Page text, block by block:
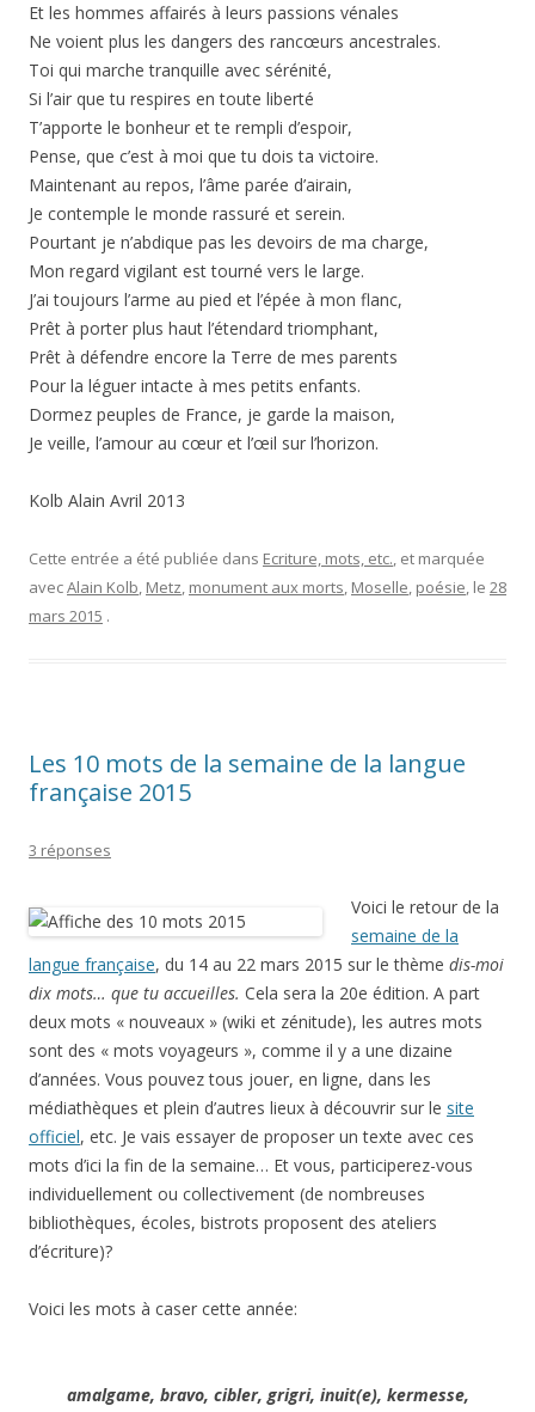
Et les hommes affairés à leurs passions vénales
Ne voient plus les dangers des rancœurs ancestrales.
Toi qui marche tranquille avec sérénité,
Si l’air que tu respires en toute liberté
T’apporte le bonheur et te rempli d’espoir,
Pense, que c’est à moi que tu dois ta victoire.
Maintenant au repos, l’âme parée d’airain,
Je contemple le monde rassuré et serein.
Pourtant je n’abdique pas les devoirs de ma charge,
Mon regard vigilant est tourné vers le large.
J’ai toujours l’arme au pied et l’épée à mon flanc,
Prêt à porter plus haut l’étendard triomphant,
Prêt à défendre encore la Terre de mes parents
Pour la léguer intacte à mes petits enfants.
Dormez peuples de France, je garde la maison,
Je veille, l’amour au cœur et l’œil sur l’horizon.
Kolb Alain Avril 2013
Cette entrée a été publiée dans Ecriture, mots, etc., et marquée
avecAlain Kolb, Metz, monument aux morts, Moselle, poésie, le 28
mars 2015 .
Les 10 mots de la semaine de la langue
française 2015
3 réponses
Voici le retour de la
semaine de la
langue française, du 14 au 22 mars 2015 sur le thème dis-moi
dix mots… que tu accueilles. Cela sera la 20e édition. A part
deux mots « nouveaux » (wiki et zénitude), les autres mots
sont des « mots voyageurs », comme il y a une dizaine
d’années. Vous pouvez tous jouer, en ligne, dans les
médiathèques et plein d’autres lieux à découvrir sur le site
officiel, etc. Je vais essayer de proposer un texte avec ces
mots d’ici la fin de la semaine… Et vous, participerez-vous
individuellement ou collectivement (de nombreuses
bibliothèques, écoles, bistrots proposent des ateliers
d’écriture)?
Voici les mots à caser cette année:
amalgame, bravo, cibler, grigri, inuit(e), kermesse,